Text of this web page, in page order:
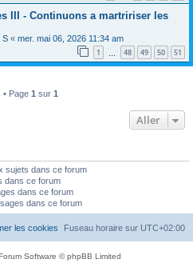
III - Continuons a martririser les
S « mer. mai 06, 2026 11:34 am
1 48 49 50 51
• Page 1 sur 1
Aller
sujets dans ce forum
dans ce forum
dans ce forum
dans ce forum
Fuseau horaire sur UTC+02:00
les cookies
Software © phpBB Limited